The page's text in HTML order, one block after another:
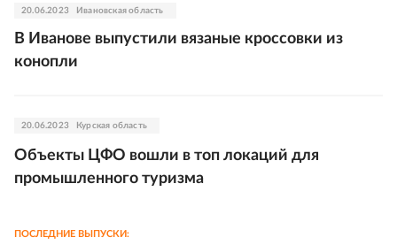
20.06.2023 Ивановская область
В Иванове выпустили вязаные кроссовки из
конопли
20.06.2023 Курская область
Объекты ЦФО вошли в топ локаций для
промышленного туризма
ПОСЛЕДНИЕ ВЫПУСКИ: